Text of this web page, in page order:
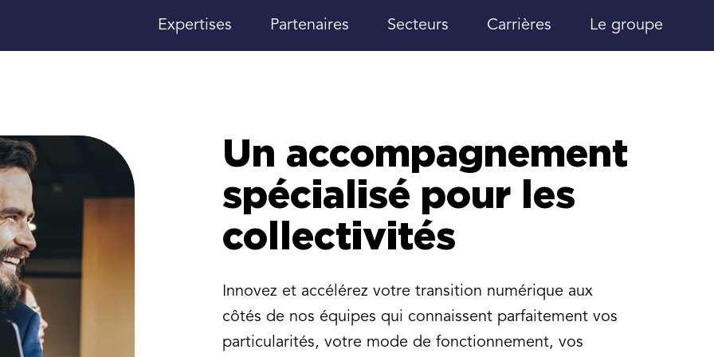
Expertises Partenaires Secteurs Carrières Le groupe
Un accompagnement
spécialisé pour les
collectivités
Innovez et accélérez votre transition numérique aux
côtés de nos équipes qui connaissent parfaitement vos
particularités, votre mode de fonctionnement, vos